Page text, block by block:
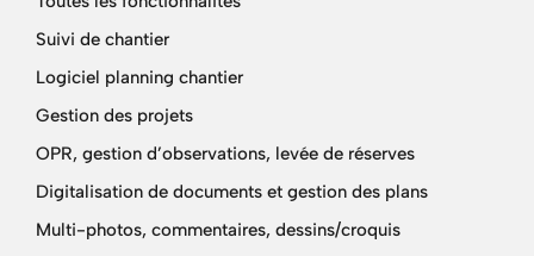
Suivi de chantier
Logiciel planning chantier
Gestion des projets
OPR, gestion d’observations, levée de réserves
Digitalisation de documents et gestion des plans
Multi-photos, commentaires, dessins/croquis